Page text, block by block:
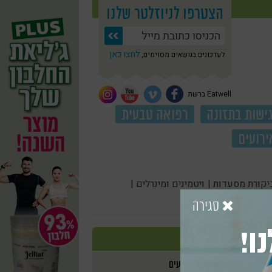
הצטרפו לניוזלטר שלנו
לעדכונים בנושאים מסוימים, לחצו כאן
Eatwell ברשת
גישות בתזונה
רפואה טבעית
מסעדות | ויטמינים ומינרלים |
אירועים
סגירה